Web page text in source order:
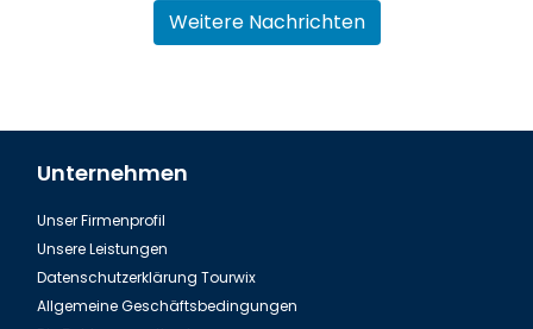
Weitere Nachrichten
Unternehmen
Unser Firmenprofil
Unsere Leistungen
Datenschutzerklärung Tourwix
Allgemeine Geschäftsbedingungen